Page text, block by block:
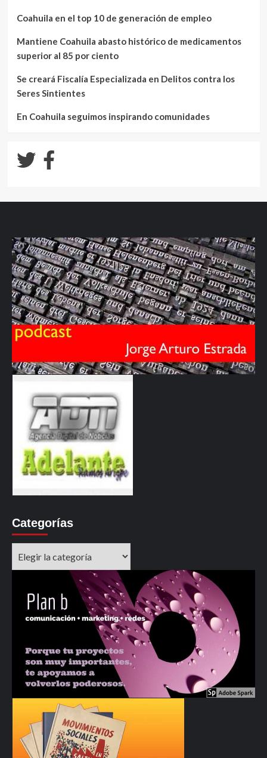
Coahuila en el top 10 de generación de empleo
Mantiene Coahuila abasto histórico de medicamentos
superior al 85 por ciento
Se creará Fiscalía Especializada en Delitos contra los
Seres Sintientes
En Coahuila seguimos inspirando comunidades
Categorías